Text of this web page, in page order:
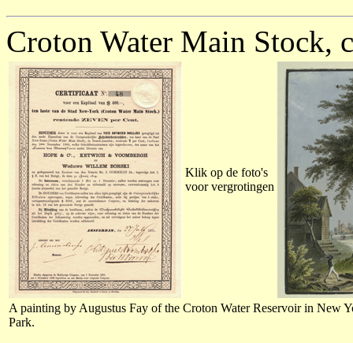
Croton Water Main Stock,
Klik op de foto's
voor vergrotingen
A painting by Augustus Fay of the Croton Water Reservoir in New
Park.